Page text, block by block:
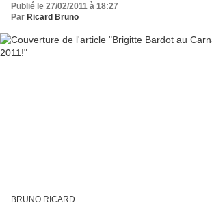
Publié le 27/02/2011 à 18:27
Par Ricard Bruno
BRUNO RICARD